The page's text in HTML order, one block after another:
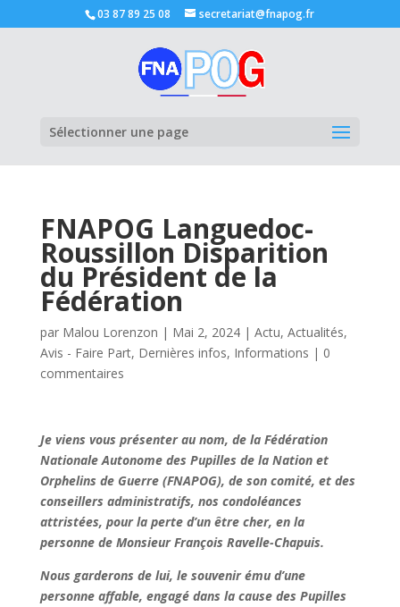
03 87 89 25 08 secretariat@fnapog.fr
Sélectionner une page
FNAPOG Languedoc-
Roussillon Disparition
du Président de la
Fédération
par Malou Lorenzon | Mai 2, 2024| Actu, Actualités,
Avis - Faire Part, Dernières infos, Informations | 0
commentaires
Je viens vous présenter au nom, de la Fédération
Nationale Autonome des Pupilles de la Nation et
Orphelins de Guerre (FNAPOG), de son comité, et des
conseillers administratifs, nos condoléances
attristées, pour la perte d’un être cher, en la
personne de Monsieur François Ravelle-Chapuis.
Nous garderons de lui, le souvenir ému d’une
personne affable, engagé dans la cause des Pupilles